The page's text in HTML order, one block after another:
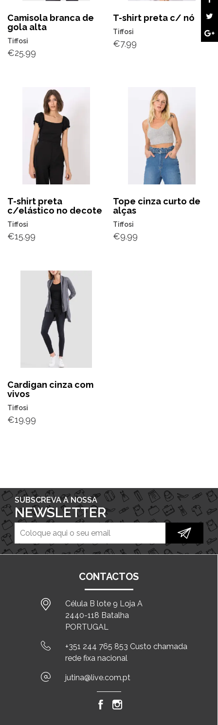
Camisola branca de
gola alta
Tiffosi
€25.99
T-shirt preta c/ nó
Tiffosi
€7.99
T-shirt preta
c/elástico no decote
Tiffosi
€15.99
Tope cinza curto de
alças
Tiffosi
€9.99
Cardigan cinza com
vivos
Tiffosi
€19.99
SUBSCREVA A NOSSA
NEWSLETTER
CONTACTOS
Célula B lote 9 Loja A
2440-118 Batalha
PORTUGAL
+351 244 765 853 Custo chamada
rede fixa nacional
jutina@live.com.pt